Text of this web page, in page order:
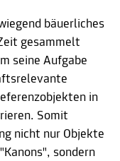
bäuerliches
gesammelt
seine Aufgabe
in
Somit
nicht nur Objekte
sondern